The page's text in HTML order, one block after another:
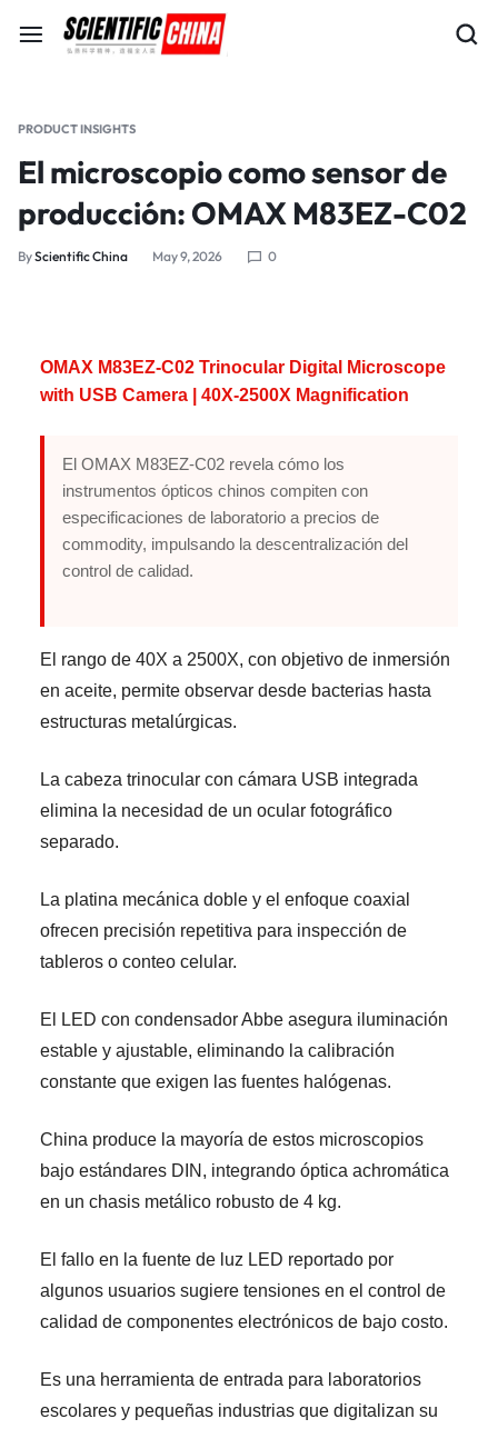
PRODUCT INSIGHTS
El microscopio como sensor de
producción: OMAX M83EZ-C02
ByScientific China May 9, 2026 0
OMAX M83EZ-C02 Trinocular Digital Microscope
with USB Camera | 40X-2500X Magnification
El OMAX M83EZ-C02 revela cómo los
instrumentos ópticos chinos compiten con
especificaciones de laboratorio a precios de
commodity, impulsando la descentralización del
control de calidad.
El rango de 40X a 2500X, con objetivo de inmersión
en aceite, permite observar desde bacterias hasta
estructuras metalúrgicas.
La cabeza trinocular con cámara USB integrada
elimina la necesidad de un ocular fotográfico
separado.
La platina mecánica doble y el enfoque coaxial
ofrecen precisión repetitiva para inspección de
tableros o conteo celular.
El LED con condensador Abbe asegura iluminación
estable y ajustable, eliminando la calibración
constante que exigen las fuentes halógenas.
China produce la mayoría de estos microscopios
bajo estándares DIN, integrando óptica achromática
en un chasis metálico robusto de 4 kg.
El fallo en la fuente de luz LED reportado por
algunos usuarios sugiere tensiones en el control de
calidad de componentes electrónicos de bajo costo.
Es una herramienta de entrada para laboratorios
escolares y pequeñas industrias que digitalizan su